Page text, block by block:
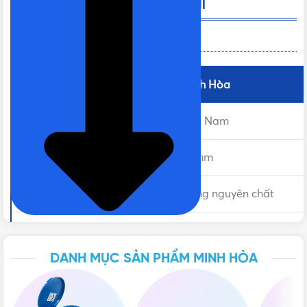
Minh Hòa
Việt Nam
Đường kính ren 60mm
Đồng nguyên chất
Nhiệt độ làm việc
DANH MỤC SẢN PHẨM MINH HÒA